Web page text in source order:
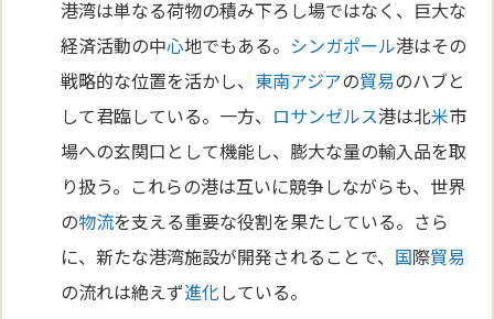
港湾は単なる荷物の積み下ろし場ではなく、巨大な
経済活動の中心地でもある。 シンガポール港はその
戦略的な位置を活かし、 東南アジアの貿易のハブと
して君臨している。一方、 ロサンゼルス港は北米市
場への玄関口として機能し、膨大な量の輸入品を取
り扱う。これらの港は互いに競争しながらも、世界
の物流を支える重要な役割を果たしている。さら
に、新たな港湾施設が開発されることで、 国際貿易
の流れは絶えず進化している。